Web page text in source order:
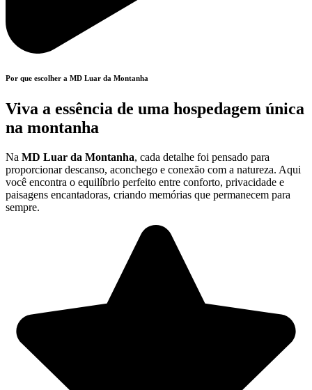
Por que escolher a MD Luar da Montanha
Viva a essência de uma hospedagem única
na montanha
Na MD Luar da Montanha, cada detalhe foi pensado para
proporcionar descanso, aconchego e conexão com a natureza. Aqui
você encontra o equilíbrio perfeito entre conforto, privacidade e
paisagens encantadoras, criando memórias que permanecem para
sempre.